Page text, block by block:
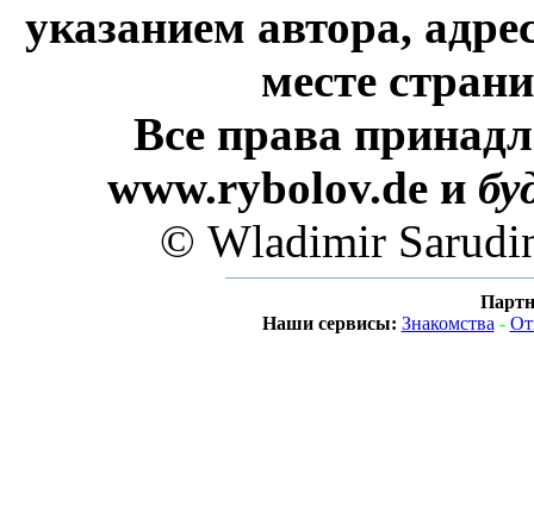
указанием автора,
месте
Все права
www.rybolov.de и
© Wladimir
Наши сервисы: Знакомства -